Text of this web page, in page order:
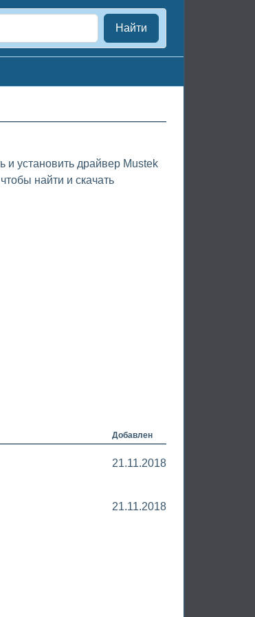
Найти
и установить драйвер Mustek
найти и скачать
Добавлен
21.11.2018
21.11.2018